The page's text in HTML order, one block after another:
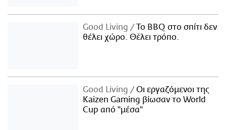
Good Living
Το BBQ στο σπίτι δεν
θέλει χώρο. Θέλει τρόπο.
Good Living
Οι εργαζόμενοι της
Kaizen Gaming βίωσαν το World
Cup από "μέσα"